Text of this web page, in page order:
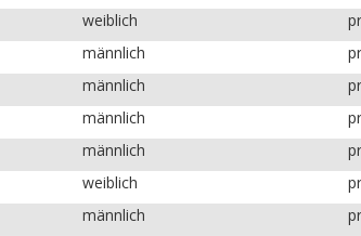
weiblich
männlich
männlich
männlich
männlich
weiblich
männlich